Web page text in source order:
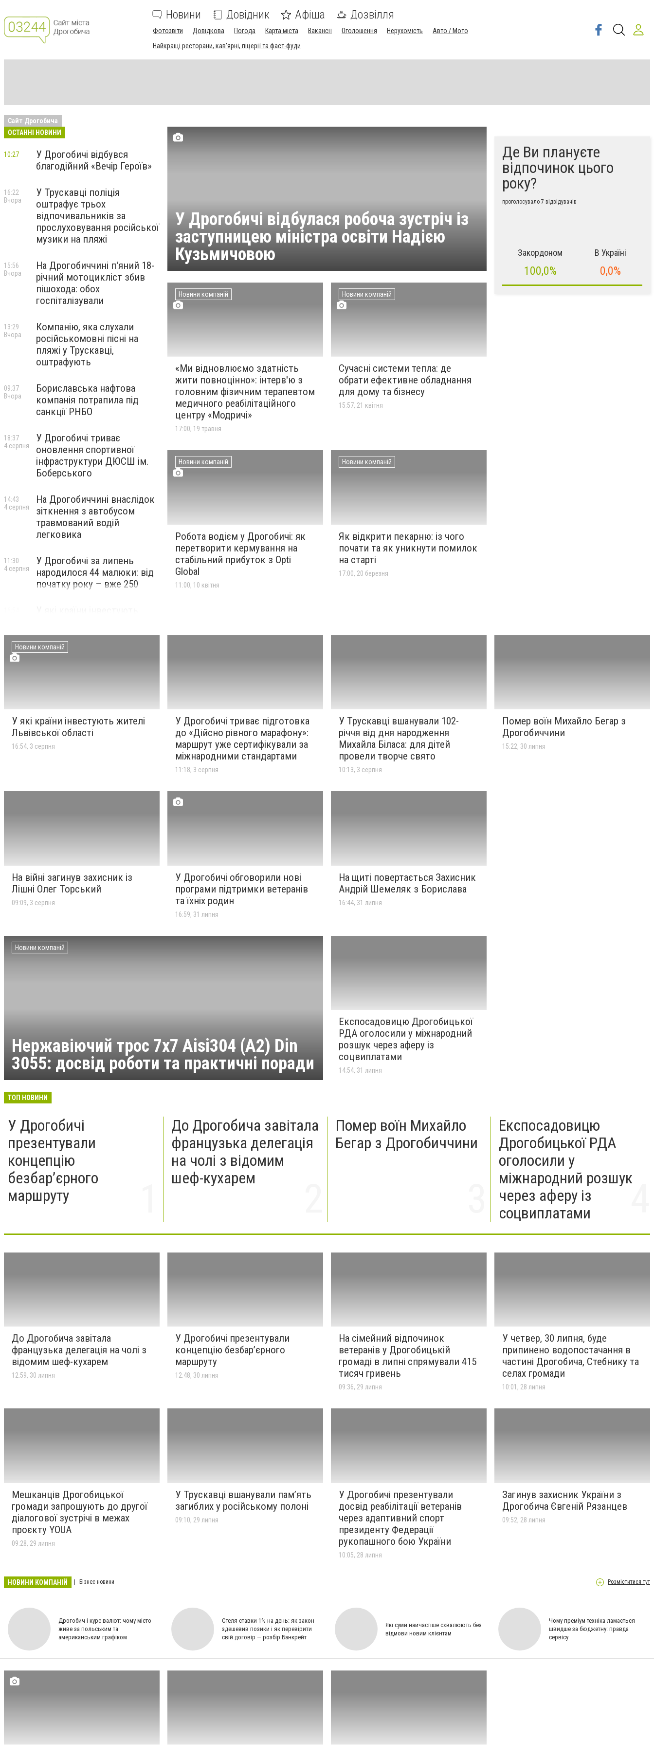
Новини Довідник Афіша Дозвілля
Фотозвіти Довідкова Погода Карта міста Вакансії Оголошення Нерухомість
Авто / Мото
Найкращі ресторани, кав'ярні, піцерії та фаст-фуди
Сайт Дрогобича
ОСТАННІ НОВИНИ
У Дрогобичі відбувся
благодійний «Вечір Героїв»
10:27
У Трускавці поліція
оштрафує трьох
відпочивальників за
прослуховування російської
музики на пляжі
16:22
Вчора
На Дрогобиччині п'яний 18-
річний мотоцикліст збив
пішохода: обох
госпіталізували
15:56
Вчора
Компанію, яка слухали
російськомовні пісні на
пляжі у Трускавці,
оштрафують
13:29
Вчора
Бориславська нафтова
компанія потрапила під
санкції РНБО
09:37
Вчора
У Дрогобичі триває
оновлення спортивної
інфраструктури ДЮСШ ім.
Боберського
18:37
4 серпня
На Дрогобиччині внаслідок
зіткнення з автобусом
травмований водій
легковика
14:43
4 серпня
У Дрогобичі за липень
народилося 44 малюки: від
початку року – вже 250
11:30
4 серпня
НОВИНИ КОМПАНІЙ
11:18
У Трускавці вшанували 102-
річчя від дня народження
10:13
На війні загинув захисник із
09:09
У Дрогобичі відбулася робоча зустріч із
заступницею міністра освіти Надією
Кузьмичовою
Новини компаній
«Ми відновлюємо здатність
жити повноцінно»: інтерв'ю з
головним фізичним терапевтом
медичного реабілітаційного
центру «Модричі»
17:00, 19 травня
Новини компаній
Сучасні системи тепла: де
обрати ефективне обладнання
для дому та бізнесу
15:57, 21 квітня
Новини компаній
Робота водієм у Дрогобичі: як
перетворити кермування на
стабільний прибуток з Opti
Global
11:00, 10 квітня
Новини компаній
Як відкрити пекарню: із чого
почати та як уникнути помилок
на старті
17:00, 20 березня
Де Ви плануєте
відпочинок цього
року?
проголосувало 7 відвідувачів
Закордоном
100,0%
В Україні
0,0%
Новини компаній
У які країни інвестують жителі
Львівської області
16:54, 3 серпня
У Дрогобичі триває підготовка
до «Дійсно рівного марафону»:
маршрут уже сертифікували за
міжнародними стандартами
11:18, 3 серпня
У Трускавці вшанували 102-
річчя від дня народження
Михайла Біласа: для дітей
провели творче свято
10:13, 3 серпня
На війні загинув захисник із
Лішні Олег Торський
09:09, 3 серпня
У Дрогобичі обговорили нові
програми підтримки ветеранів
та їхніх родин
16:59, 31 липня
На щиті повертається Захисник
Андрій Шемеляк з Борислава
16:44, 31 липня
Новини компаній
Нержавіючий трос 7х7 Aisi304 (A2) Din
3055: досвід роботи та практичні поради
Експосадовицю Дрогобицької
РДА оголосили у міжнародний
розшук через аферу із
соцвиплатами
14:54, 31 липня
Помер воїн Михайло Бегар з
Дрогобиччини
15:22, 30 липня
ТОП НОВИНИ
У Дрогобичі
презентували
концепцію
безбар’єрного
маршруту
До Дрогобича завітала
французька делегація
на чолі з відомим
шеф-кухарем
Помер воїн Михайло
Бегар з Дрогобиччини
Експосадовицю
Дрогобицької РДА
оголосили у
міжнародний розшук
через аферу із
соцвиплатами
До Дрогобича завітала
французька делегація на чолі з
відомим шеф-кухарем
12:59, 30 липня
У Дрогобичі презентували
концепцію безбар’єрного
маршруту
12:48, 30 липня
На сімейний відпочинок
ветеранів у Дрогобицькій
громаді в липні спрямували 415
тисяч гривень
09:36, 29 липня
Мешканців Дрогобицької
громади запрошують до другої
діалогової зустрічі в межах
проєкту YOUA
09:28, 29 липня
У Трускавці вшанували пам’ять
загиблих у російському полоні
09:10, 29 липня
У Дрогобичі презентували
досвід реабілітації ветеранів
через адаптивний спорт
президенту Федерації
рукопашного бою України
10:05, 28 липня
У четвер, 30 липня, буде
припинено водопостачання в
частині Дрогобича, Стебнику та
селах громади
10:01, 28 липня
Загинув захисник України з
Дрогобича Євгеній Рязанцев
09:52, 28 липня
НОВИНИ КОМПАНІЙ Бізнес новини Розміститися тут
Дрогобич і курс валют: чому місто
живе за польським та
американським графіком
Стеля ставки 1% на день: як закон
здешевив позики і як перевірити
свій договір — розбір Банкрейт
Які суми найчастіше схвалюють без
відмови новим клієнтам
Чому преміум-техніка ламається
швидше за бюджетну: правда
сервісу